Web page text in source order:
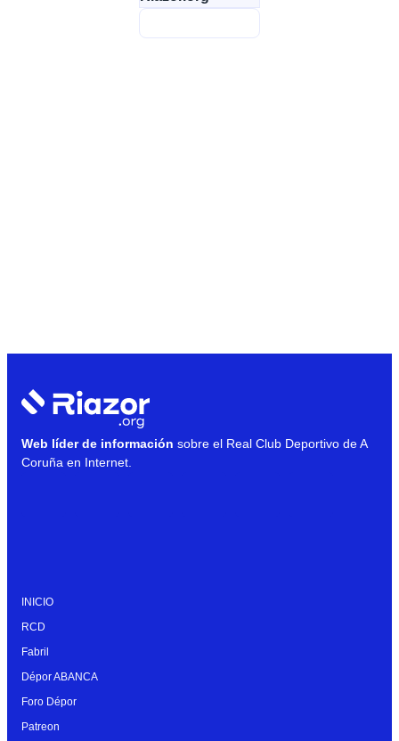
Web líder de información sobre el Real Club Deportivo de A
Coruña en Internet.
INICIO
RCD
Fabril
Dépor ABANCA
Foro Dépor
Patreon